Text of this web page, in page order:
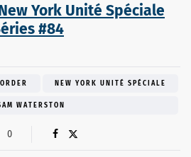
York Unité Spéciale
#84
NEW YORK UNITÉ SPÉCIALE
WATERSTON
0